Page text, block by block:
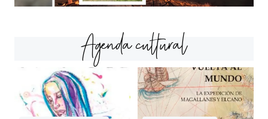
Agenda cultural